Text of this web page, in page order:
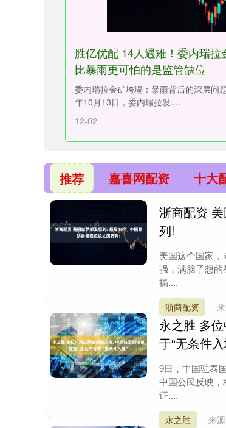
胜亿优配 14人遇难！委内瑞拉
比暴雨更可怕的是监管缺位
委内瑞拉金矿垮塌：暴雨背后的深层问
年10月13日，委内瑞拉发....
12-02
推荐 嘉喜网配资 十大
浙商配资
列!
美国这个国家
强，满脑子想
搞....
浙商配资
永之胜 多
于“无条件入
9日，中国驻泰
中国公民反映
证....
永之胜 来